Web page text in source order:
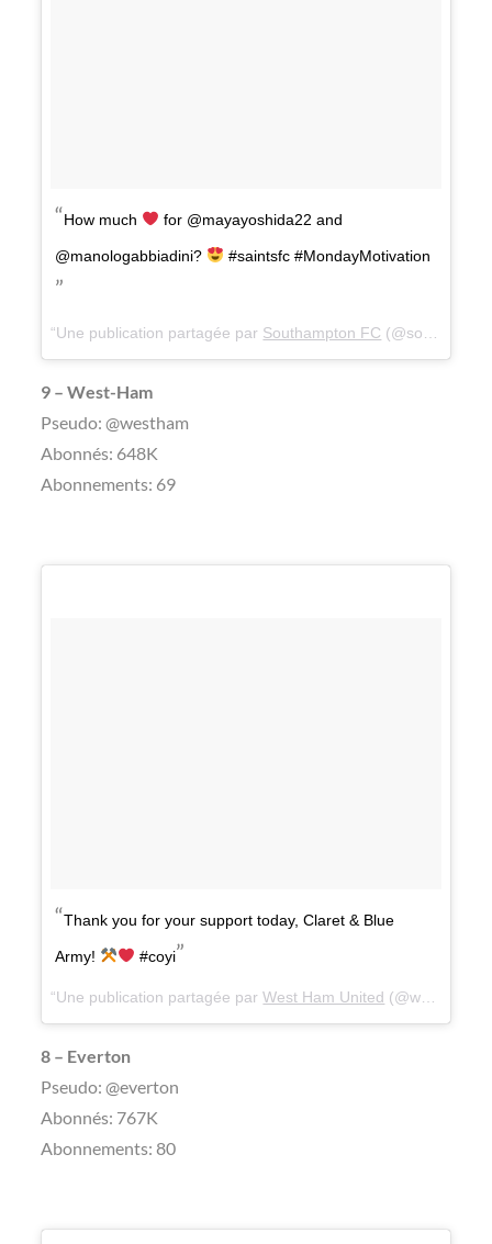
How much for @mayayoshida22 and
@manologabbiadini? #saintsfc #MondayMotivation
Une publication partagée par Southampton FC (@southamptonfc) le
9 – West-Ham
Pseudo: @westham
Abonnés: 648K
Abonnements: 69
Thank you for your support today, Claret & Blue
Army! #coyi
Une publication partagée parWest Ham United (@westham) le
8 – Everton
Pseudo: @everton
Abonnés: 767K
Abonnements: 80